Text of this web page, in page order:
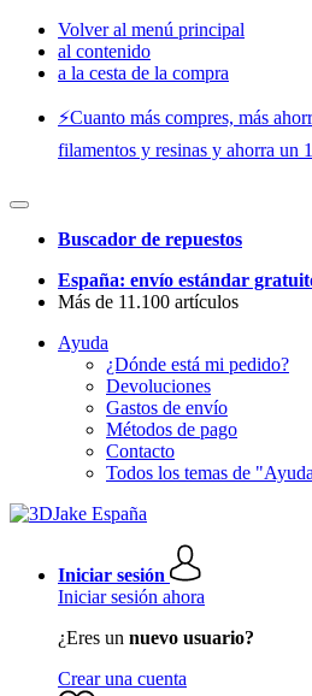
Volver al menú principal
al contenido
a la cesta de la compra
⚡️Cuanto más compres, más
filamentos y resinas y ahorra un
Buscador de repuestos
España: envío estándar
Más de 11.100 artículos
Ayuda
¿Dónde está mi pedido?
Devoluciones
Gastos de envío
Métodos de pago
Contacto
Todos los temas de
Iniciar sesión
Iniciar sesión ahora
¿Eres un nuevo usuario?
Crear una cuenta